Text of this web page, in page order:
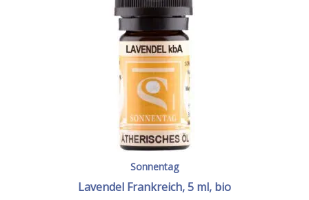
Sonnentag
Lavendel Frankreich, 5 ml, bio